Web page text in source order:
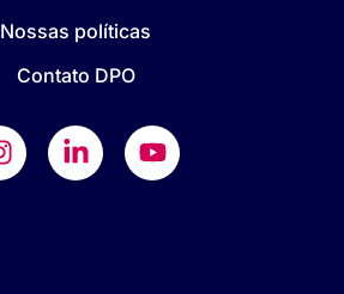
Nossas políticas
Contato DPO